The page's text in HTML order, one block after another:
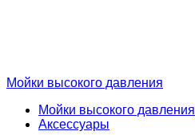
Мойки высокого давления
Мойки высокого давления
Аксессуары